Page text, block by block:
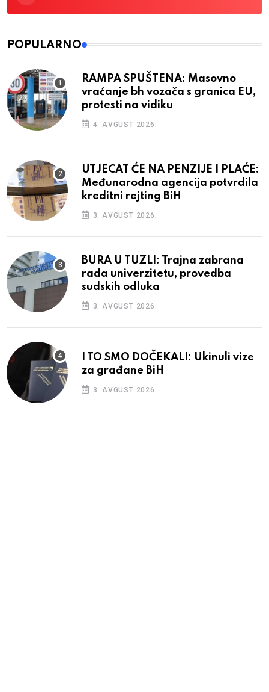
POPULARNO
RAMPA SPUŠTENA: Masovno
vraćanje bh vozača s granica EU,
protesti na vidiku
4. AVGUST 2026.
UTJECAT ĆE NA PENZIJE I PLAĆE:
Međunarodna agencija potvrdila
kreditni rejting BiH
3. AVGUST 2026.
BURA U TUZLI: Trajna zabrana
rada univerzitetu, provedba
sudskih odluka
3. AVGUST 2026.
I TO SMO DOČEKALI: Ukinuli vize
za građane BiH
3. AVGUST 2026.